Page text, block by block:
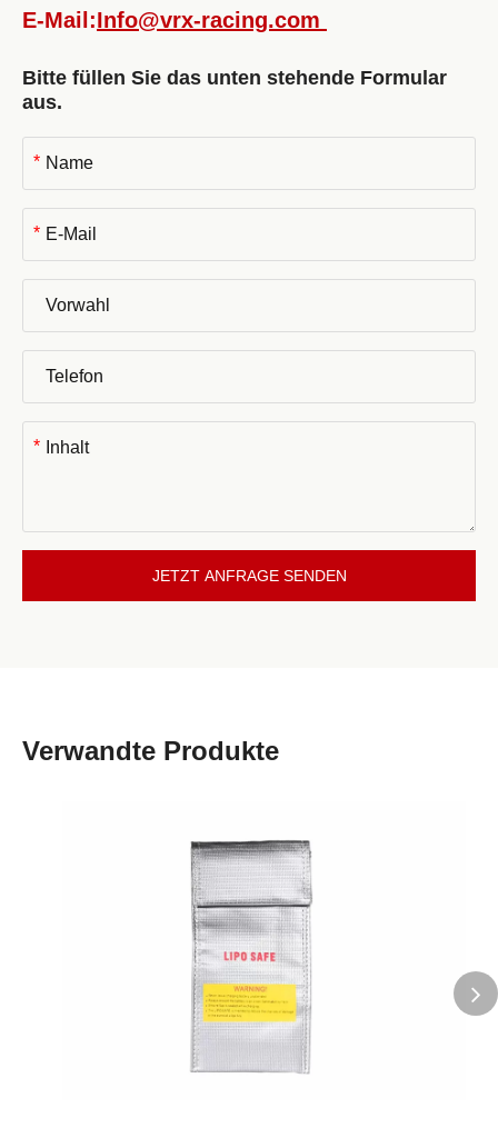
E-Mail:Info@vrx-racing.com
Bitte füllen Sie das unten stehende Formular
aus.
*
*
*
JETZT ANFRAGE SENDEN
Verwandte Produkte